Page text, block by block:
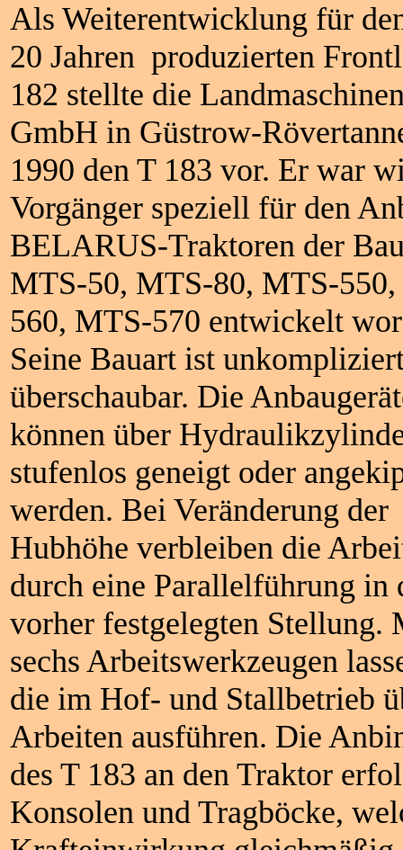
Als Weiterentwicklung für
20 Jahren produzierten
182 stellte die
GmbH in Güstrow-
1990 den T 183 vor. Er war
Vorgänger speziell für den
BELARUS-Traktoren der
MTS-50, MTS-80, MTS-
560, MTS-570 entwickelt
Seine Bauart ist
überschaubar. Die
können über
stufenlos geneigt oder
werden. Bei Veränderung der
Hubhöhe verbleiben die
durch eine Parallelführung in
vorher festgelegten Stellung.
sechs Arbeitswerkzeugen
die im Hof- und Stallbetrieb
Arbeiten ausführen. Die
des T 183 an den Traktor
Konsolen und Tragböcke,